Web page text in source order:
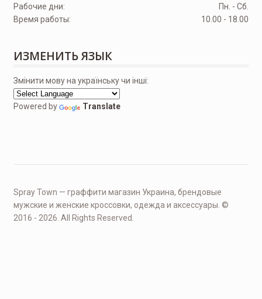
Рабочие дни:
Пн. - Сб.
Время работы:
10.00 - 18.00
ИЗМЕНИТЬ ЯЗЫК
Змінити мову на українську чи інші:
Powered by Translate
Spray Town — граффити магазин Украина, брендовые
мужские и женские кроссовки, одежда и аксессуары. ©
2016 - 2026. All Rights Reserved.